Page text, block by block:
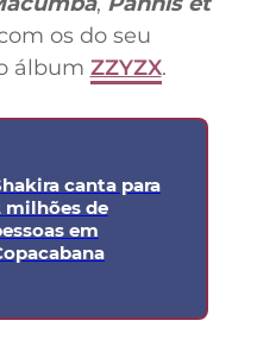
os do seu
álbum ZZYZX.
canta para
milhões de
em